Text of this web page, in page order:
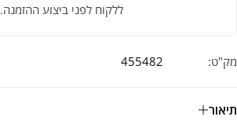
ללקוח לפני ביצוע ההזמנה.
מק"ט: 455482
תיאור